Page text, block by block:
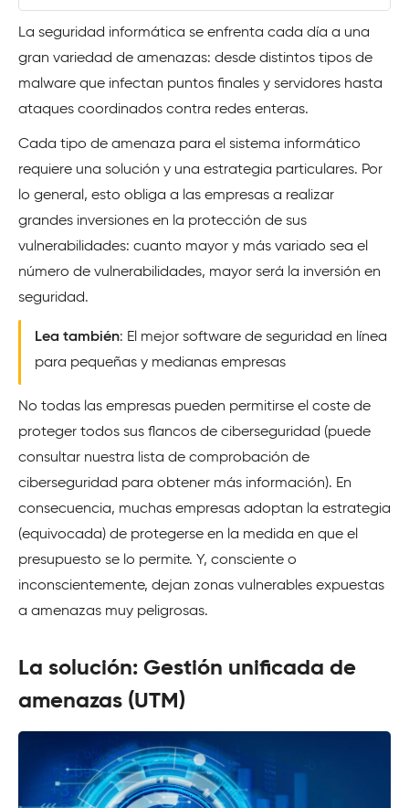
La seguridad informática se enfrenta cada día a una
gran variedad de amenazas: desde distintos tipos de
malware que infectan puntos finales y servidores hasta
ataques coordinados contra redes enteras.
Cada tipo de amenaza para el sistema informático
requiere una solución y una estrategia particulares. Por
lo general, esto obliga a las empresas a realizar
grandes inversiones en la protección de sus
vulnerabilidades: cuanto mayor y más variado sea el
número de vulnerabilidades, mayor será la inversión en
seguridad.
Lea también: El mejor software de seguridad en línea
para pequeñas y medianas empresas
No todas las empresas pueden permitirse el coste de
proteger todos sus flancos de ciberseguridad (puede
consultar nuestra lista de comprobación de
ciberseguridad para obtener más información). En
consecuencia, muchas empresas adoptan la estrategia
(equivocada) de protegerse en la medida en que el
presupuesto se lo permite. Y, consciente o
inconscientemente, dejan zonas vulnerables expuestas
a amenazas muy peligrosas.
La solución: Gestión unificada de
amenazas (UTM)